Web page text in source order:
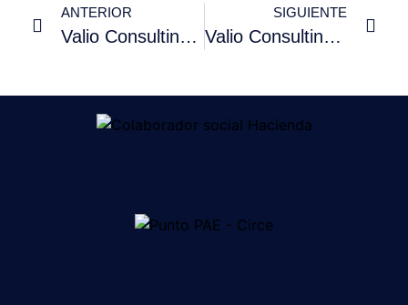
ANTERIOR
Valio Consulting, en Cinco Días: ¿Qué gastos puede deducirse un autónomo en su declaración?
SIGUIENTE
Valio Consulting, en ABC: ¿Cómo tramitar las bajas laborales derivadas por el coronavirus?